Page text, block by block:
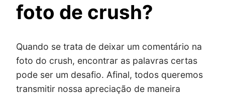
foto de crush?
Quando se trata de deixar um comentário na
foto do crush, encontrar as palavras certas
pode ser um desafio. Afinal, todos queremos
transmitir nossa apreciação de maneira